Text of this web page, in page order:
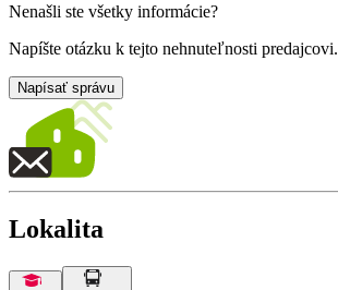
Nenašli ste všetky informácie?
Napíšte otázku k tejto nehnuteľnosti predajcovi.
Napísať správu
Lokalita